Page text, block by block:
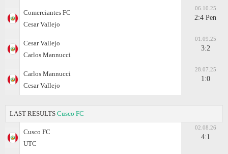
Comerciantes FC
Cesar Vallejo
06.10.25
2:4 Pen
Cesar Vallejo
Carlos Mannucci
01.09.25
3:2
Carlos Mannucci
Cesar Vallejo
28.07.25
1:0
LAST RESULTS Cusco FC
Cusco FC
UTC
02.08.26
4:1